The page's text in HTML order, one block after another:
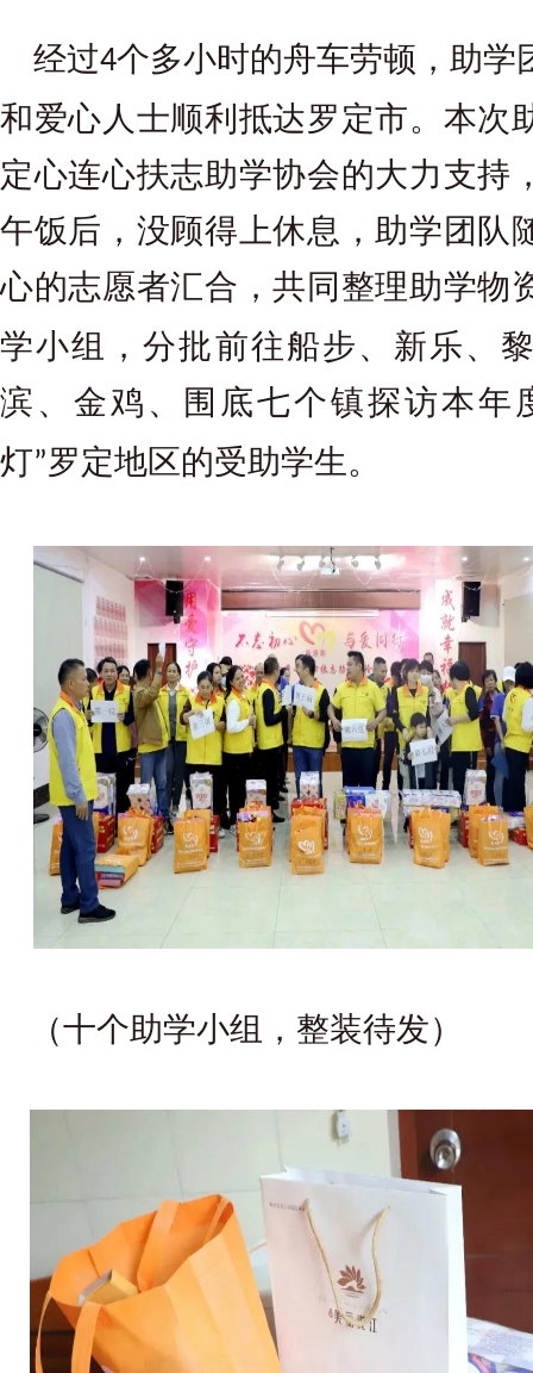
经过4个多小时的舟车劳顿，助学
和爱心人士顺利抵达罗定市。本次
定心连心扶志助学协会的大力支持
午饭后，没顾得上休息，助学团队
心的志愿者汇合，共同整理助学物
学小组，分批前往船步、新乐、
滨、金鸡、围底七个镇探访本年
灯”罗定地区的受助学生。
（十个助学小组，整装待发）